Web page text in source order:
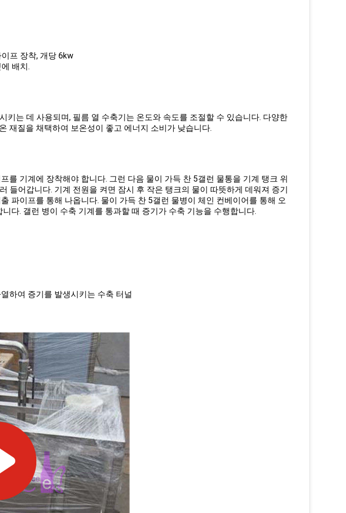
프 장착, 개당 6kw
배치.
키는 데 사용되며, 필름 열 수축기는 온도와 속도를 조절할 수 있습니다. 다양한
재질을 채택하여 보온성이 좋고 에너지 소비가 낮습니다.
를 기계에 장착해야 합니다. 그런 다음 물이 가득 찬 5갤런 물통을 기계 탱크 위
들어갑니다. 기계 전원을 켜면 잠시 후 작은 탱크의 물이 따뜻하게 데워져 증기
파이프를 통해 나옵니다. 물이 가득 찬 5갤런 물병이 체인 컨베이어를 통해 오
다. 갤런 병이 수축 기계를 통과할 때 증기가 수축 기능을 수행합니다.
하여 증기를 발생시키는 수축 터널